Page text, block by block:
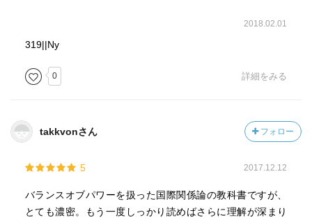
2018.02.01
319||Ny
0 詳細をみる
takkvonさん フォロー
5 2017.12.12
バランスオブパワーを扱った国際関係論の教科書ですが、
とても濃密。もう一度しっかり読めばさらに理解が深まり